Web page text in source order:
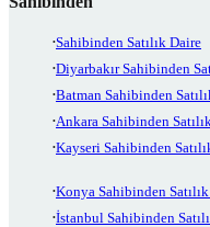
Sahibinden Satılık Daire
Diyarbakır Sahibinden
Batman Sahibinden
Ankara Sahibinden
Kayseri Sahibinden
Konya Sahibinden
İstanbul Sahibinden